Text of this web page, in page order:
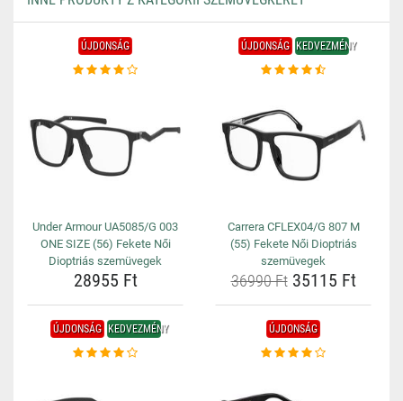
ÚJDONSÁG
Under Armour UA5085/G 003
ONE SIZE (56) Fekete Női
Dioptriás szemüvegek
28955 Ft
ÚJDONSÁG KEDVEZMÉNY
Carrera CFLEX04/G 807 M
(55) Fekete Női Dioptriás
szemüvegek
36990 Ft35115 Ft
ÚJDONSÁG KEDVEZMÉNY ÚJDONSÁG